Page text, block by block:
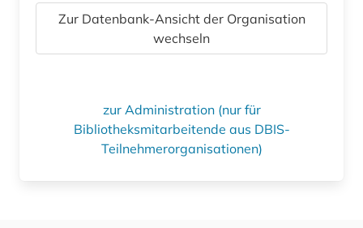
Zur Datenbank-Ansicht der Organisation
wechseln
zur Administration (nur für
Bibliotheksmitarbeitende aus DBIS-
Teilnehmerorganisationen)